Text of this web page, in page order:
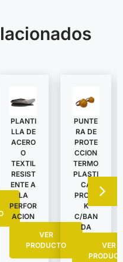
PLANTI
LLA DE
ACERO
O
TEXTIL
RESIST
ENTE A
LA
PERFOR
ACION
VER
PRODUCTO
PUNTE
RA DE
PROTE
CCION
TERMO
PLASTI
CA
PROTE
K
C/BAN
DA
VER